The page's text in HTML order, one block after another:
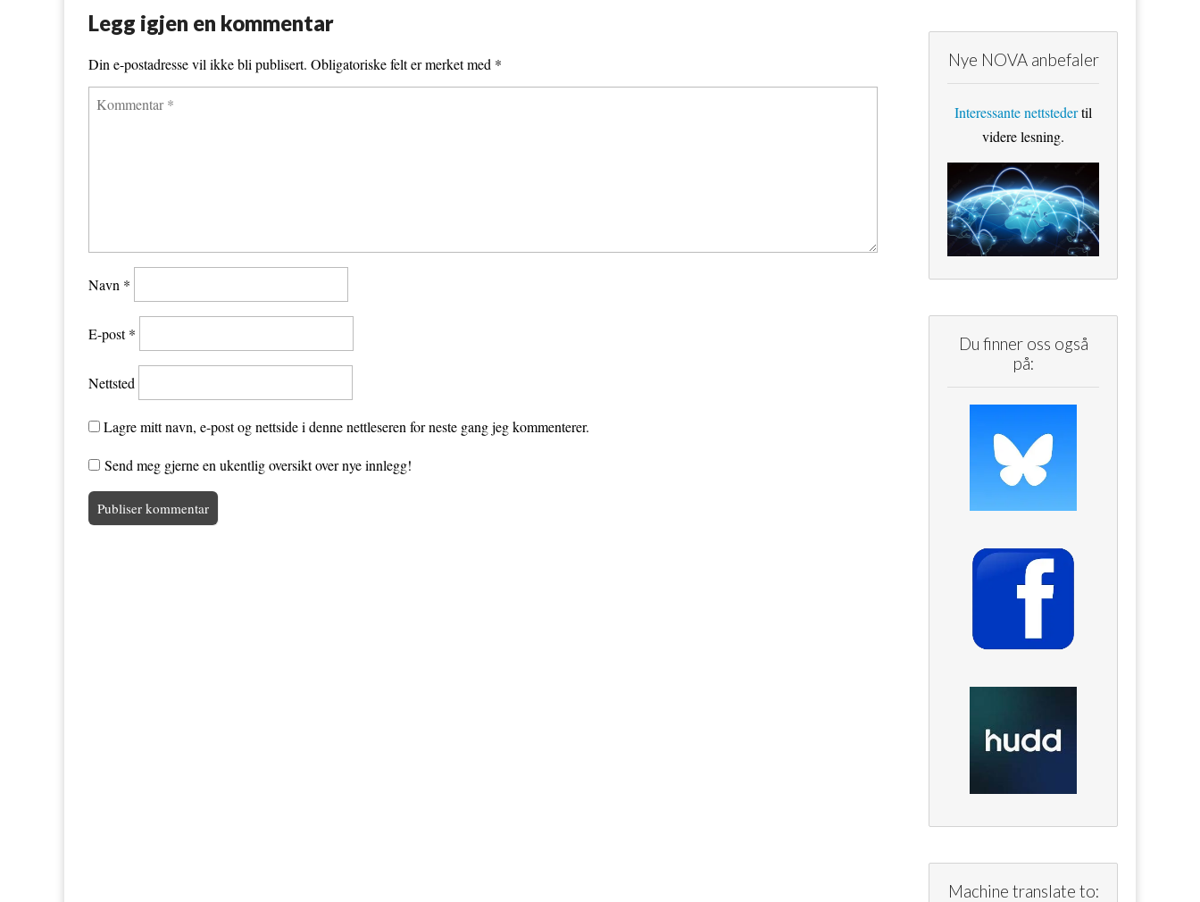
Legg igjen en kommentar
Din e-postadresse vil ikke bli publisert. Obligatoriske felt er merket med *
Navn *
E-post*
Nettsted
Lagre mitt navn, e-post og nettside i denne nettleseren for neste gang jeg kommenterer.
Send meg gjerne en ukentlig oversikt over nye innlegg!
Nye NOVA anbefaler
Interessante nettstedertil
videre lesning.
Du finner oss også
på:
Machine translate to: